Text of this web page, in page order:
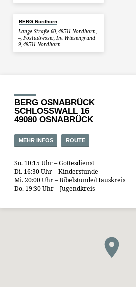
BERG Nordhorn
Lange Straße 60, 48531 Nordhorn,
–, Postadresse:, Im Wiesengrund
9, 48531 Nordhorn
BERG OSNABRÜCK
SCHLOSSWALL 16
49080 OSNABRÜCK
MEHR INFOS ROUTE
So. 10:15 Uhr – Gottesdienst
Di. 16:30 Uhr – Kinderstunde
Mi. 20:00 Uhr – Bibelstunde/Hauskreis
Do. 19:30 Uhr – Jugendkreis